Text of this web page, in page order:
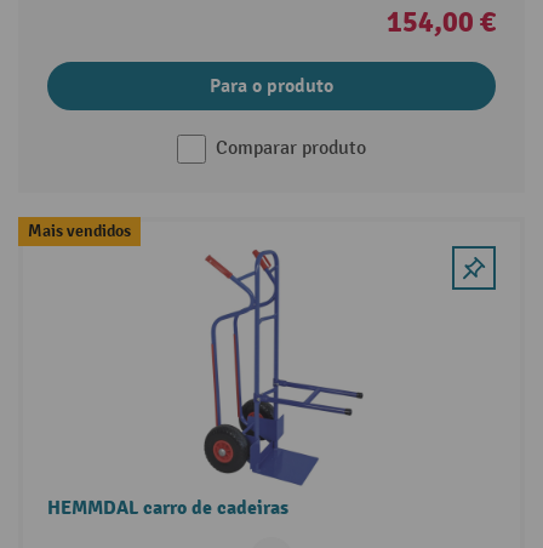
154,00 €
Para o produto
Comparar produto
Mais vendidos
HEMMDAL carro de cadeiras